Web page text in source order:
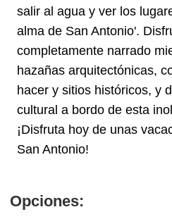
salir al agua y ver los
alma de San Antonio'.
completamente narrado
hazañas arquitectónicas,
hacer y sitios históricos, y
cultural a bordo de esta
¡Disfruta hoy de unas
San Antonio!
Opciones: